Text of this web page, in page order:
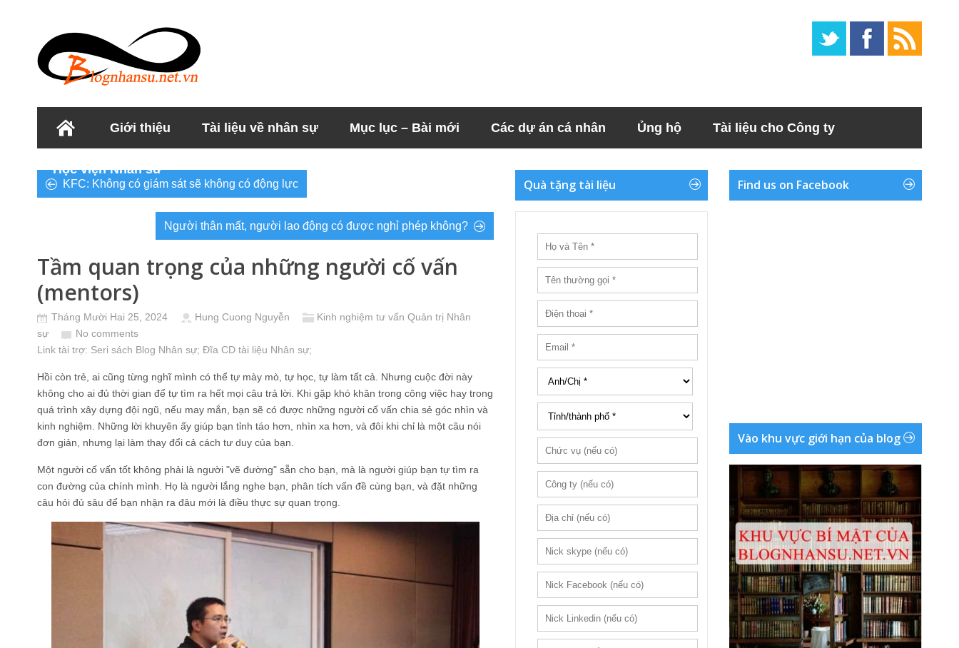
Giới thiệu Tài liệu về nhân sự Mục lục – Bài mới Các dự án cá nhân Ủng hộ Tài liệu cho Công ty
Học viện Nhân sư
KFC: Không có giám sát sẽ không có động lực
Người thân mất, người lao động có được nghỉ phép không?
Tầm quan trọng của những người cố vấn
(mentors)
Tháng Mười Hai 25, 2024 Hung Cuong Nguyễn
Kinh nghiệm tư vấn Quản trị Nhân
sự
No comments
Link tài trợ: Seri sách Blog Nhân sự; Đĩa CD tài liệu Nhân sự;
Hồi còn trẻ, ai cũng từng nghĩ mình có thể tự mày mò, tự học, tự làm tất cả. Nhưng cuộc đời này
không cho ai đủ thời gian để tự tìm ra hết mọi câu trả lời. Khi gặp khó khăn trong công việc hay trong
quá trình xây dựng đội ngũ, nếu may mắn, bạn sẽ có được những người cố vấn chia sẻ góc nhìn và
kinh nghiệm. Những lời khuyên ấy giúp bạn tỉnh táo hơn, nhìn xa hơn, và đôi khi chỉ là một câu nói
đơn giản, nhưng lại làm thay đổi cả cách tư duy của bạn.
Một người cố vấn tốt không phải là người "vẽ đường" sẵn cho bạn, mà là người giúp bạn tự tìm ra
con đường của chính mình. Họ là người lắng nghe bạn, phân tích vấn đề cùng bạn, và đặt những
câu hỏi đủ sâu để bạn nhận ra đâu mới là điều thực sự quan trọng.
Quà tặng tài liệu Find us on Facebook
Vào khu vực giới hạn của blog